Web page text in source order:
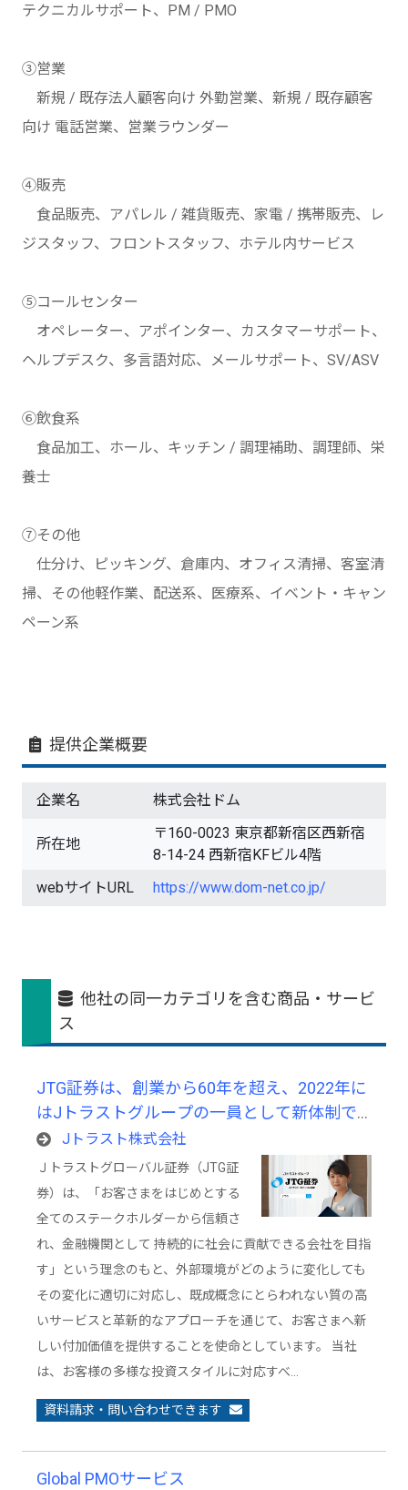
テクニカルサポート、PM / PMO
③営業
新規 / 既存法人顧客向け 外勤営業、新規 / 既存顧客
向け 電話営業、営業ラウンダー
④販売
食品販売、アパレル / 雑貨販売、家電 / 携帯販売、レ
ジスタッフ、フロントスタッフ、ホテル内サービス
⑤コールセンター
オペレーター、アポインター、カスタマーサポート、
ヘルプデスク、多言語対応、メールサポート、SV/ASV
⑥飲食系
食品加工、ホール、キッチン / 調理補助、調理師、栄
養士
⑦その他
仕分け、ピッキング、倉庫内、オフィス清掃、客室清
掃、その他軽作業、配送系、医療系、イベント・キャン
ペーン系
提供企業概要
企業名 株式会社ドム
所在地
〒160-0023 東京都新宿区西新宿
8-14-24 西新宿KFビル4階
webサイトURL
https://www.dom-net.co.jp/
他社の同一カテゴリを含む商品・サービ
ス
JTG証券は、創業から60年を超え、2022年に
はJトラストグループの一員として新体制で
スタートした、歴史と革新が共存する証券会
社です。
Jトラスト株式会社
Ｊトラストグローバル証券（JTG証
券）は、「お客さまをはじめとする
全てのステークホルダーから信頼さ
れ、金融機関として 持続的に社会に貢献できる会社を目指
す」という理念のもと、外部環境がどのように変化しても
その変化に適切に対応し、既成概念にとらわれない質の高
いサービスと革新的なアプローチを通じて、お客さまへ新
しい付加価値を提供することを使命としています。 当社
は、お客様の多様な投資スタイルに対応すべ…
資料請求・問い合わせできます
Global PMOサービス